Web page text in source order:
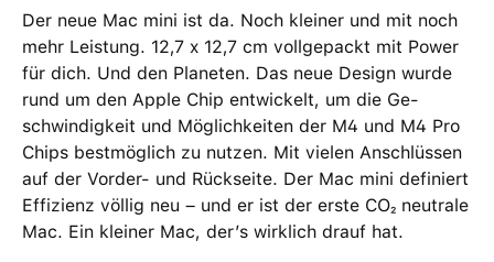
Der neue Mac mini ist da. Noch kleiner und mit noch
mehr Leistung. 12,7 x 12,7 cm voll­gepackt mit Power
für dich. Und den Planeten. Das neue Design wurde
rund um den Apple Chip ent­wi­ckelt, um die Ge­
schwin­dig­keit und Möglich­keiten der M4 und M4 Pro
Chips bestmög­lich zu nutzen. Mit vielen Anschlüssen
auf der Vorder- und Rück­seite. Der Mac mini definiert
Effizienz völlig neu – und er ist der erste CO₂ neutrale
Mac. Ein kleiner Mac, der’s wirklich drauf hat.